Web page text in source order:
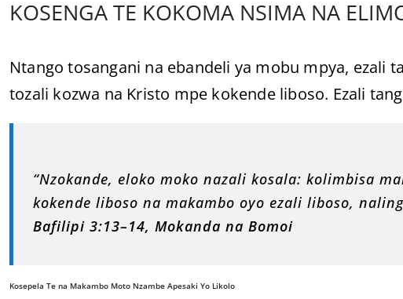
KOSENGA TE KOKOMA NSIMA NA
Ntango tosangani na ebandeli ya mobu mpya, ezali
tozali kozwa na Kristo mpe kokende liboso. Ezali
“Nzokande, eloko moko nazali kosala: kolimbisa
kokende liboso na makambo oyo ezali liboso,
Bafilipi 3:13–14, Mokanda na Bomoi
Kosepela Te na Makambo Moto Nzambe Apesaki Yo Likolo